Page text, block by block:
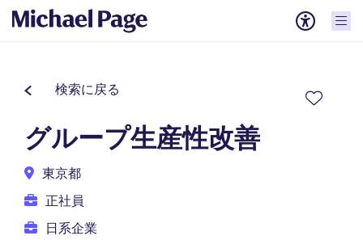
検索に戻る
グループ生産性改善
東京都
正社員
日系企業